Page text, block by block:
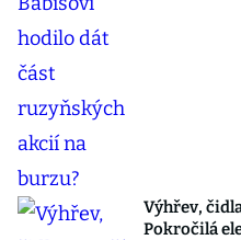
Výhřev,
Pokročilá